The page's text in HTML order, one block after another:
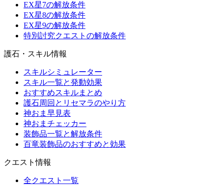
EX星7の解放条件
EX星8の解放条件
EX星9の解放条件
特別討究クエストの解放条件
護石・スキル情報
スキルシミュレーター
スキル一覧と発動効果
おすすめスキルまとめ
護石周回とリセマラのやり方
神おま早見表
神おまチェッカー
装飾品一覧と解放条件
百竜装飾品のおすすめと効果
クエスト情報
全クエスト一覧